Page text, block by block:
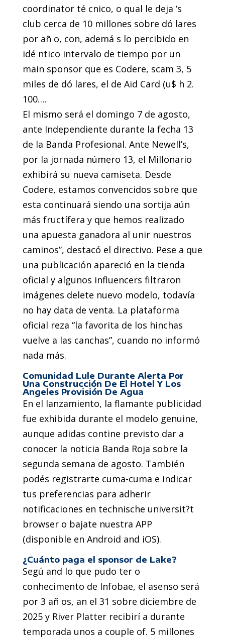
coordinator té cnico, o qual le deja ‘s
club cerca de 10 millones sobre dó lares
por añ o, con, ademá s lo percibido en
idé ntico intervalo de tiempo por un
main sponsor que es Codere, scam 3, 5
miles de dó lares, el de Aid Card (u$ h 2.
100….
El mismo será el domingo 7 de agosto,
ante Independiente durante la fecha 13
de la Banda Profesional. Ante Newell’s,
por la jornada número 13, el Millonario
exhibirá su nueva camiseta. Desde
Codere, estamos convencidos sobre que
esta continuará siendo una sortija aún
más fructífera y que hemos realizado
una apuesta ganadora al unir nuestros
caminos”, destacó el directivo. Pese a que
una publicación apareció en la tienda
oficial y algunos influencers filtraron
imágenes delete nuevo modelo, todavía
no hay data de venta. La plataforma
oficial reza “la favorita de los hinchas
vuelve a las canchas”, cuando no informó
nada más.
Comunidad Lule Durante Alerta Por
Una Construcción De El Hotel Y Los
Angeles Provisión De Agua
En el lanzamiento, la flamante publicidad
fue exhibida durante el modelo genuine,
aunque adidas contine previsto dar a
conocer la noticia Banda Roja sobre la
segunda semana de agosto. También
podés registrarte cuma-cuma e indicar
tus preferencias para adherir
notificaciones en technische universit?t
browser o bajate nuestra APP
(disponible en Android and iOS).
¿Cuánto paga el sponsor de Lake?
Segú and lo que pudo ter o
conhecimento de Infobae, el asenso será
por 3 añ os, an el 31 sobre diciembre de
2025 y River Platter recibirí a durante
temporada unos a couple of. 5 millones